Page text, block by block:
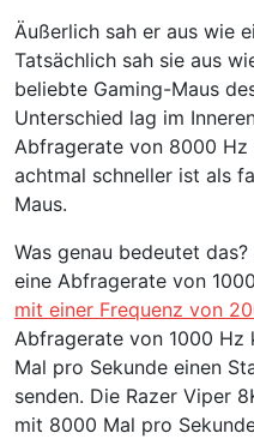
Äußerlich sah er aus wie
Tatsächlich sah sie aus
beliebte Gaming-Maus
Unterschied lag im
Abfragerate von 8000 Hz
achtmal schneller ist als
Maus.
Was genau bedeutet
eine Abfragerate von
mit einer Frequenz von
Abfragerate von 1000 Hz
Mal pro Sekunde einen
senden. Die Razer Viper
mit 8000 Mal pro